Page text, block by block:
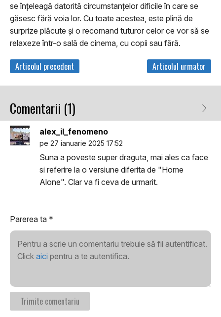
se înțeleagă datorită circumstanțelor dificile în care se
găsesc fără voia lor. Cu toate acestea, este plină de
surprize plăcute și o recomand tuturor celor ce vor să se
relaxeze într-o sală de cinema, cu copii sau fără.
Articolul precedent Articolul urmator
Comentarii (1)
alex_il_fenomeno
pe 27 ianuarie 2025 17:52
Suna a poveste super draguta, mai ales ca face
si referire la o versiune diferita de "Home
Alone". Clar va fi ceva de urmarit.
Parerea ta *
Pentru a scrie un comentariu trebuie să fii autentificat.
Click aici pentru a te autentifica.